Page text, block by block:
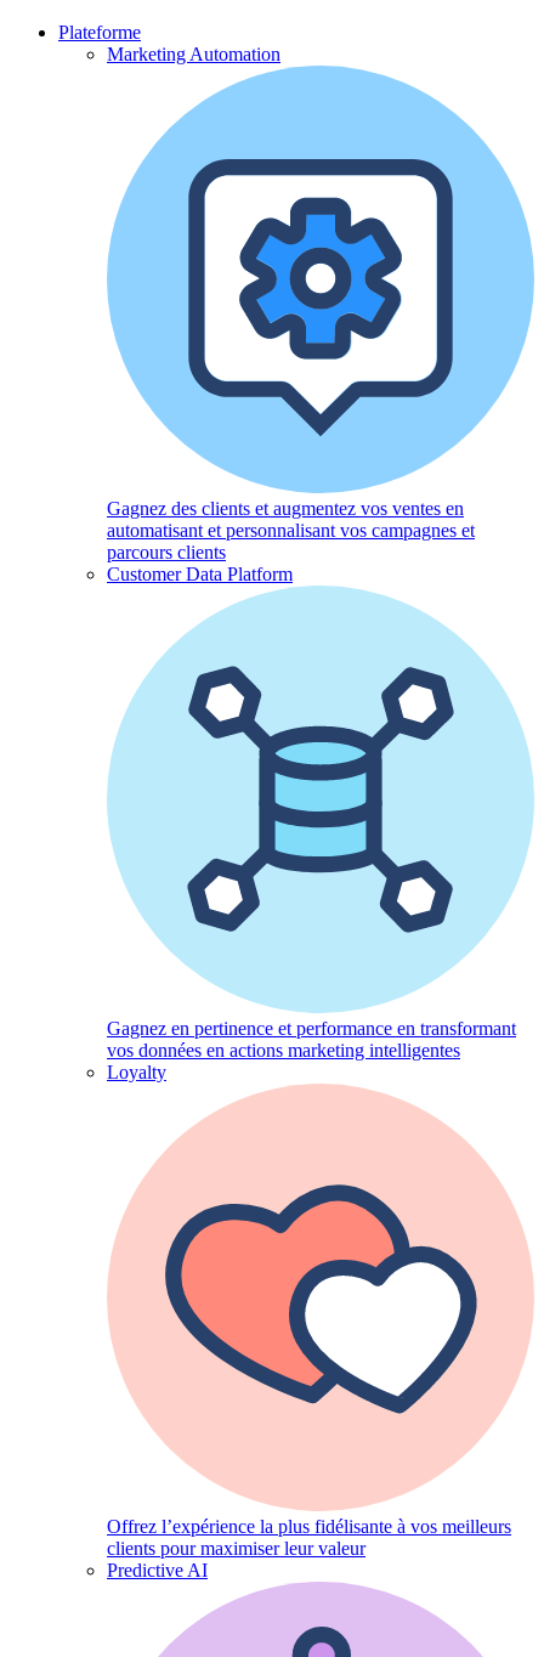
Plateforme
Marketing Automation
Gagnez des clients et augmentez vos ventes en
automatisant et personnalisant vos campagnes et
parcours clients
Customer Data Platform
Gagnez en pertinence et performance en transformant
vos données en actions marketing intelligentes
Loyalty
Offrez l’expérience la plus fidélisante à vos meilleurs
clients pour maximiser leur valeur
Predictive AI